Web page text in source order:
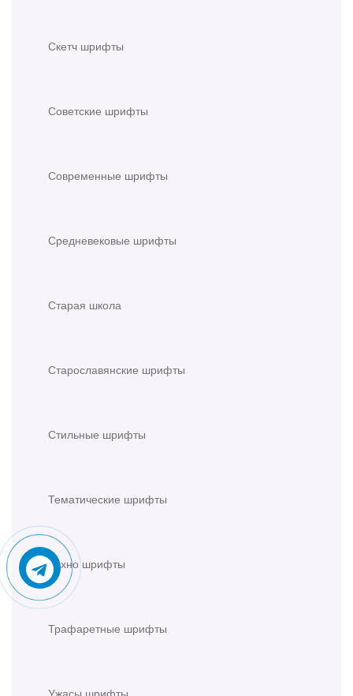
Скетч шрифты
Советские шрифты
Современные шрифты
Средневековые шрифты
Старая школа
Старославянские шрифты
Стильные шрифты
Тематические шрифты
Техно шрифты
Трафаретные шрифты
Ужасы шрифты